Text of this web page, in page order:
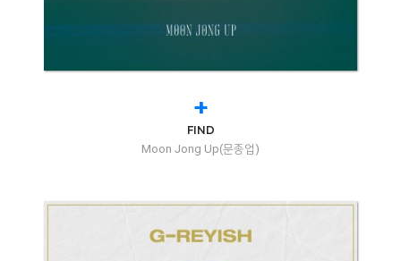
+
FIND
Moon Jong Up(문종업)